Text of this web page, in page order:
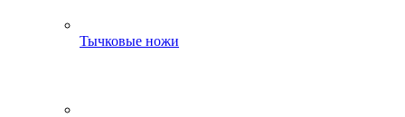
Тычковые ножи